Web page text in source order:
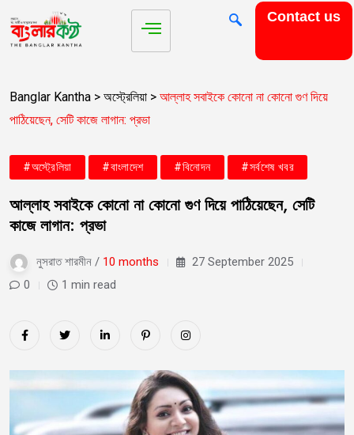
Contact us
Banglar Kantha > অস্ট্রেলিয়া > আল্লাহ সবাইকে কোনো না কোনো গুণ দিয়ে
পাঠিয়েছেন, সেটি কাজে লাগান: প্রভা
#অস্ট্রেলিয়া #বাংলাদেশ #বিনোদন #সর্বশেষ খবর
আল্লাহ সবাইকে কোনো না কোনো গুণ দিয়ে পাঠিয়েছেন, সেটি
কাজে লাগান: প্রভা
নুসরাত শারমীন / 10 months
27 September 2025
0
1 min read